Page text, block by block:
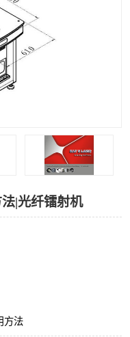
|光纤镭射机
方法